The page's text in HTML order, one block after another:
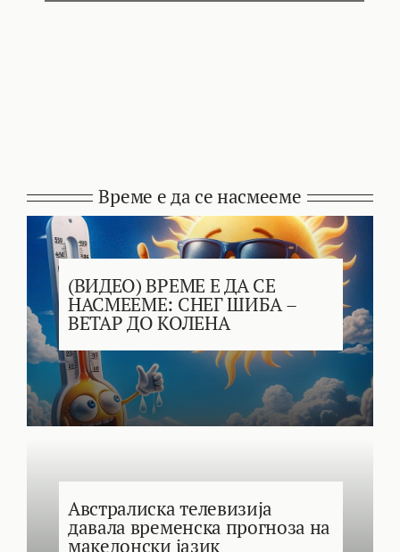
Време е да се насмееме
(ВИДЕО) ВРЕМЕ Е ДА СЕ
НАСМЕЕМЕ: СНЕГ ШИБА –
ВЕТАР ДО КОЛЕНА
Австралиска телевизија
давала временска прогноза на
македонски јазик